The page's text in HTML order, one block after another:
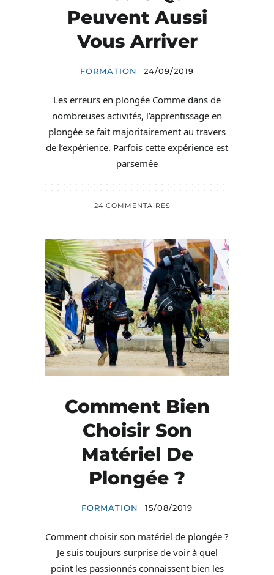
Peuvent Aussi
Vous Arriver
FORMATION 24/09/2019
Les erreurs en plongée Comme dans de
nombreuses activités, l’apprentissage en
plongée se fait majoritairement au travers
de l’expérience. Parfois cette expérience est
parsemée
24 COMMENTAIRES
Comment Bien
Choisir Son
Matériel De
Plongée ?
FORMATION 15/08/2019
Comment choisir son matériel de plongée ?
Je suis toujours surprise de voir à quel
point les passionnés connaissent bien les